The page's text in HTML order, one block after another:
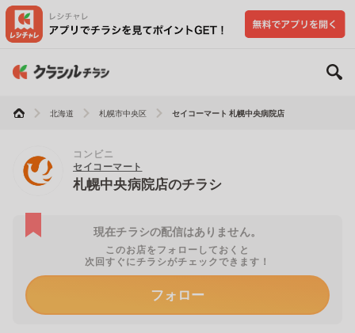
北海道 札幌市中央区 セイコーマート 札幌中央病院店
コンビニ
セイコーマート
札幌中央病院店のチラシ
現在チラシの配信はありません。
このお店をフォローしておくと
次回すぐにチラシがチェックできます！
フォロー